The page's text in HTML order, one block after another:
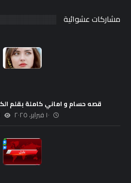
مشاركات عشوائية
قصه حسام و اماني كاملة بقلم
١٠ فبراير، ٢٠٢٥